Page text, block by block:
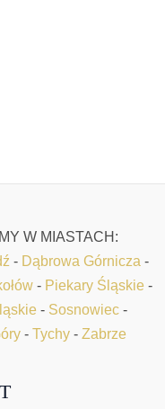
W MIASTACH:
- Dąbrowa Górnicza -
- Piekary Śląskie-
- Sosnowiec -
- Tychy - Zabrze